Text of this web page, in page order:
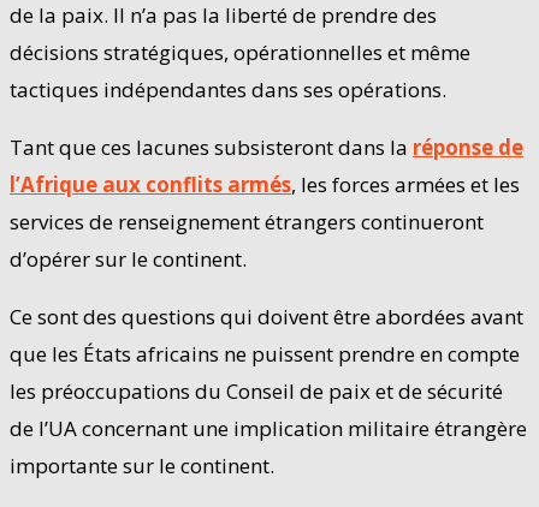
de la paix. Il n’a pas la liberté de prendre des
décisions stratégiques, opérationnelles et même
tactiques indépendantes dans ses opérations.
Tant que ces lacunes subsisteront dans la réponse de
l’Afrique aux conflits armés, les forces armées et les
services de renseignement étrangers continueront
d’opérer sur le continent.
Ce sont des questions qui doivent être abordées avant
que les États africains ne puissent prendre en compte
les préoccupations du Conseil de paix et de sécurité
de l’UA concernant une implication militaire étrangère
importante sur le continent.